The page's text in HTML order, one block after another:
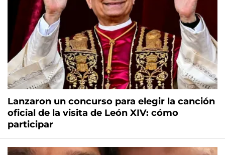
Lanzaron un concurso para elegir la canción
oficial de la visita de León XIV: cómo
participar